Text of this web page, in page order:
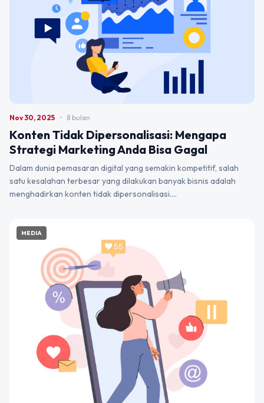
Nov 30, 2025 • 8 bulan
Konten Tidak Dipersonalisasi: Mengapa
Strategi Marketing Anda Bisa Gagal
Dalam dunia pemasaran digital yang semakin kompetitif, salah
satu kesalahan terbesar yang dilakukan banyak bisnis adalah
menghadirkan konten tidak dipersonalisasi.…
MEDIA